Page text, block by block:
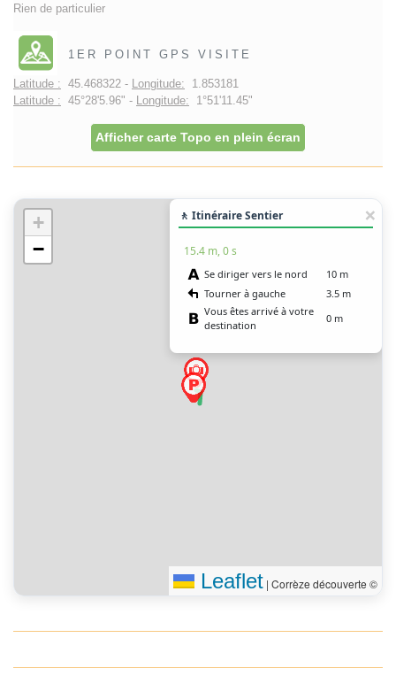
Rien de particulier
1ER POINT GPS VISITE
Latitude : 45.468322 - Longitude: 1.853181
Latitude : 45°28'5.96" - Longitude: 1°51'11.45"
Afficher carte Topo en plein écran
+
−
🚶 Itinéraire Sentier
15.4 m, 0 s
Se diriger vers le nord
10 m
Tourner à gauche
3.5 m
Vous êtes arrivé à votre
destination
0 m
Leaflet | Corrèze découverte ©